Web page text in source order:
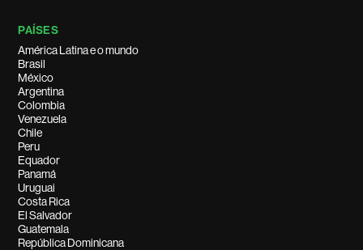
PAÍSES
América Latina e o mundo
Brasil
México
Argentina
Colombia
Venezuela
Chile
Peru
Equador
Panamá
Uruguai
Costa Rica
El Salvador
Guatemala
República Dominicana